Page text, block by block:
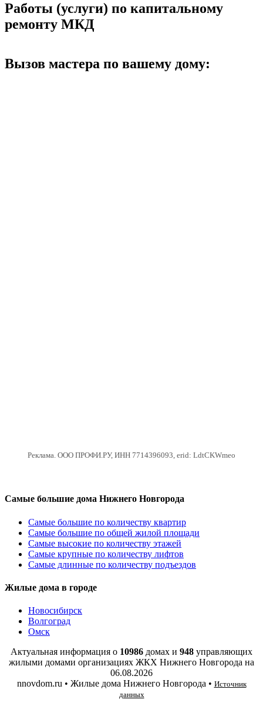
Работы (услуги) по капитальному
ремонту МКД
Вызов мастера по вашему дому:
Реклама. ООО ПРОФИ.РУ, ИНН 7714396093, erid: LdtCKWmeo
Самые большие дома Нижнего Новгорода
Самые большие по количеству квартир
Самые большие по общей жилой площади
Самые высокие по количеству этажей
Самые крупные по количеству лифтов
Самые длинные по количеству подъездов
Жилые дома в городе
Новосибирск
Волгоград
Омск
Актуальная информация о 10986 домах и 948 управляющих
жилыми домами организациях ЖКХ Нижнего Новгорода на
06.08.2026
nnovdom.ru • Жилые дома Нижнего Новгорода • Источник
данных